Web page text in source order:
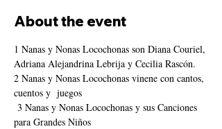
About the event
1 Nanas y Nonas Locochonas son Diana Couriel,
Adriana Alejandrina Lebrija y Cecilia Rascón.
2 Nanas y Nonas Locochonas vinene con cantos,
cuentos y  juegos
3 Nanas y Nonas Locochonas y sus Canciones
para Grandes Niños